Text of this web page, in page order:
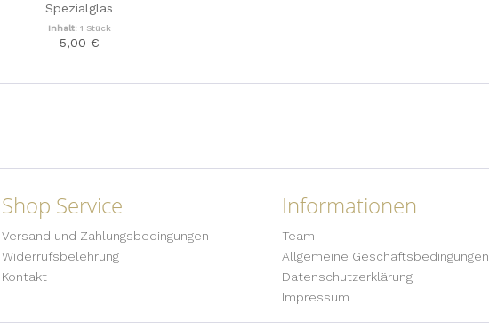
Spezialglas
Inhalt: 1 Stück
5,00 €
Shop Service
Versand und Zahlungsbedingungen
Widerrufsbelehrung
Kontakt
Informationen
Team
Allgemeine Geschäftsbedingungen
Datenschutzerklärung
Impressum